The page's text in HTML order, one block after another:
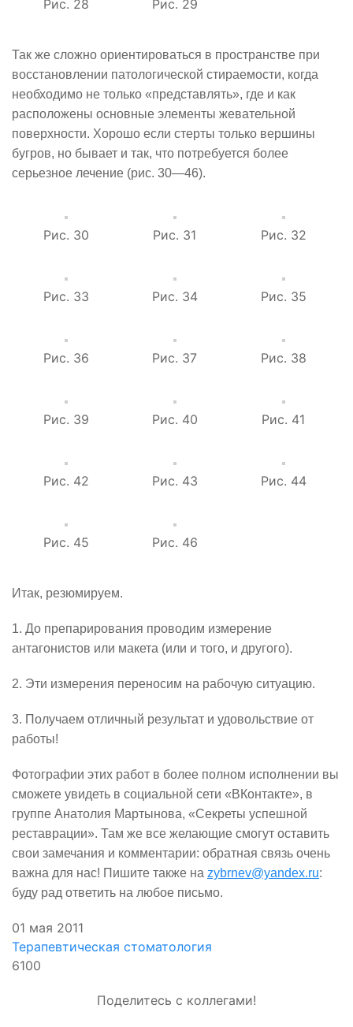
Рис. 28 Рис. 29
Так же сложно ориентироваться в пространстве при
восстановлении патологической стираемости, когда
необходимо не только «представлять», где и как
расположены основные элементы жевательной
поверхности. Хорошо если стерты только вершины
бугров, но бывает и так, что потребуется более
серьезное лечение (рис. 30—46).
Рис. 30 Рис. 31 Рис. 32
Рис. 33 Рис. 34 Рис. 35
Рис. 36 Рис. 37 Рис. 38
Рис. 39 Рис. 40 Рис. 41
Рис. 42 Рис. 43 Рис. 44
Рис. 45 Рис. 46
Итак, резюмируем.
1. До препарирования проводим измерение
антагонистов или макета (или и того, и другого).
2. Эти измерения переносим на рабочую ситуацию.
3. Получаем отличный результат и удовольствие от
работы!
Фотографии этих работ в более полном исполнении вы
сможете увидеть в социальной сети «ВКонтакте», в
группе Анатолия Мартынова, «Секреты успешной
реставрации». Там же все желающие смогут оставить
свои замечания и комментарии: обратная связь очень
важна для нас! Пишите также на zybrnev@yandex.ru:
буду рад ответить на любое письмо.
01 мая 2011
Терапевтическая стоматология
6100
Поделитесь с коллегами!